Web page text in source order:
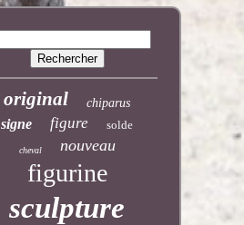
original chiparus
signe figure solde
cheval nouveau
figurine
sculpture